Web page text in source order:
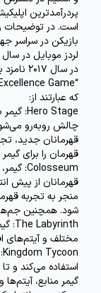
پردرآمدترین
بازیکن در سراسر
در سال
که عبارتند از:
Hero Stage
: گیمر
چالش روبه‌رو
قهرمانان جدید،
قهرمان را برای
Colosseum
:
قهرمانان از پیش
منجر به تجربه
شود. همچنین جم‌ها
The Labyrinth
:
مختلف و آیتم‌های
Kingdom Tycoon
استفاده می‌کند و
گیمر منابع،